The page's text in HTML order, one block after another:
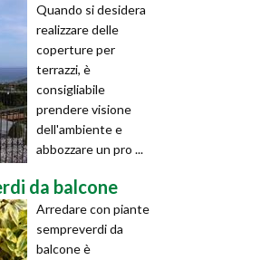
Quando si desidera
realizzare delle
coperture per
terrazzi, è
consigliabile
prendere visione
dell'ambiente e
abbozzare un pro ...
da balcone
Arredare con piante
sempreverdi da
balcone è